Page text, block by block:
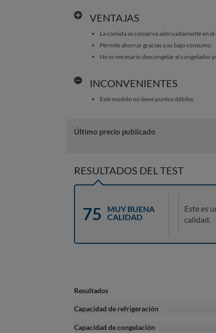
VENTAJAS
La comida se conserva adecuadamente en
Permite ahorrar gracias a su bajo consumo.
No es necesario descongelar el congelador
INCONVENIENTES
Este modelo no tiene puntos débiles.
Último precio publicado
RESULTADOS DEL TEST
75
MUY BUENA
CALIDAD
Este es
calidad.
Resultados
Capacidad de refrigeración
Capacidad de congelación